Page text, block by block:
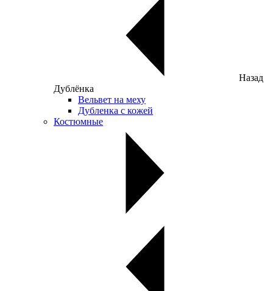
Назад
Дублёнка
Вельвет на меху
Дубленка с кожей
Костюмные